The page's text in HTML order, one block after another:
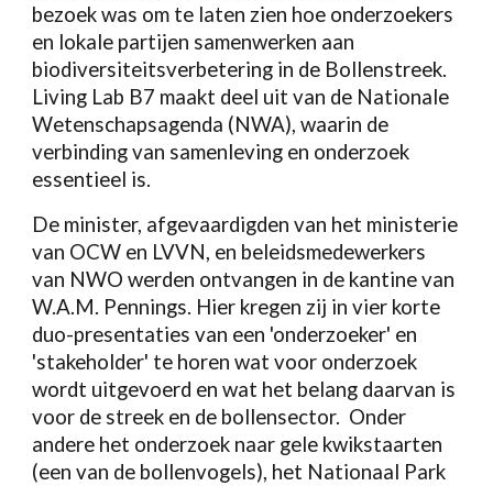
bezoek was om te laten zien hoe onderzoekers
en lokale partijen samenwerken aan
biodiversiteitsverbetering in de Bollenstreek.
Living Lab B7 maakt deel uit van de Nationale
Wetenschapsagenda (NWA), waarin de
verbinding van samenleving en onderzoek
essentieel is.
De minister, afgevaardigden van het ministerie
van OCW en LVVN, en beleidsmedewerkers
van NWO werden ontvangen in de kantine van
W.A.M. Pennings. Hier kregen zij in vier korte
duo-presentaties van een 'onderzoeker' en
'stakeholder' te horen wat voor onderzoek
wordt uitgevoerd en wat het belang daarvan is
voor de streek en de bollensector. Onder
andere het onderzoek naar gele kwikstaarten
(een van de bollenvogels), het Nationaal Park